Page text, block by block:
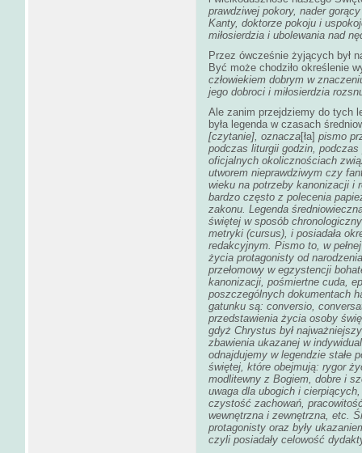
prawdziwej pokory, nader
Kanty, doktorze pokoju i
miłosierdzia i ubolewania nad
Przez ówcześnie żyjących był
Być może chodziło określenie
człowiekiem dobrym w
jego dobroci i miłosierdzia
Ale zanim przejdziemy do tych
była legenda w czasach
[czytanie], oznacza[ła] pismo
podczas liturgii godzin,
oficjalnych okolicznościach
utworem nieprawdziwym czy
wieku na potrzeby kanonizacji i
bardzo często z polecenia
zakonu. Legenda
świętej w sposób
metryki (cursus), i posiadała
redakcyjnym. Pismo to, w
życia protagonisty od
przełomowy w egzystencji
kanonizacji, pośmiertne cuda,
poszczególnych dokumentach
gatunku są: conversio,
przedstawienia życia osoby
gdyż Chrystus był
zbawienia ukazanej w
odnajdujemy w legendzie stałe
świętej, które obejmują: rygor
modlitewny z Bogiem, dobre i
uwaga dla ubogich i
czystość zachowań,
wewnętrzna i zewnętrzna, etc.
protagonisty oraz były
czyli posiadały celowość